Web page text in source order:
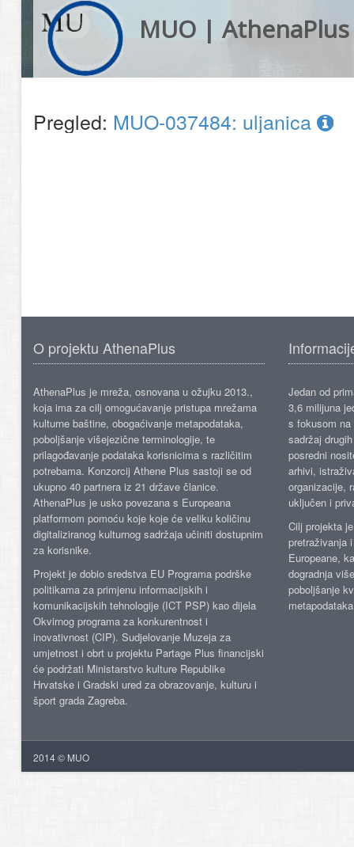
MUO | AthenaPlus
Pregled: MUO-037484: uljanica
O projektu AthenaPlus
AthenaPlus je mreža, osnovana u ožujku 2013.,
koja ima za cilj omogućavanje pristupa mrežama
kulturne baštine, obogaćivanje metapodataka,
poboljšanje višejezične terminologije, te
prilagođavanje podataka korisnicima s različitim
potrebama. Konzorcij Athene Plus sastoji se od
ukupno 40 partnera iz 21 države članice.
AthenaPlus je usko povezana s Europeana
platformom pomoću koje koje će veliku količinu
digitaliziranog kulturnog sadržaja učiniti dostupnim
za korisnike.
Projekt je dobio sredstva EU Programa podrške
politikama za primjenu informacijskih i
komunikacijskih tehnologije (ICT PSP) kao dijela
Okvirnog programa za konkurentnost i
inovativnost (CIP). Sudjelovanje Muzeja za
umjetnost i obrt u projektu Partage Plus financijski
će podržati Ministarstvo kulture Republike
Hrvatske i Gradski ured za obrazovanje, kulturu i
šport grada Zagreba.
Jedan od
3,6 milijuna
s fokusom
sadržaj
posredni
arhivi,
organizacije,
uključen i
Cilj projekta
pretraživanja
Europeane,
dogradnja
poboljšanje
2014 © MUO